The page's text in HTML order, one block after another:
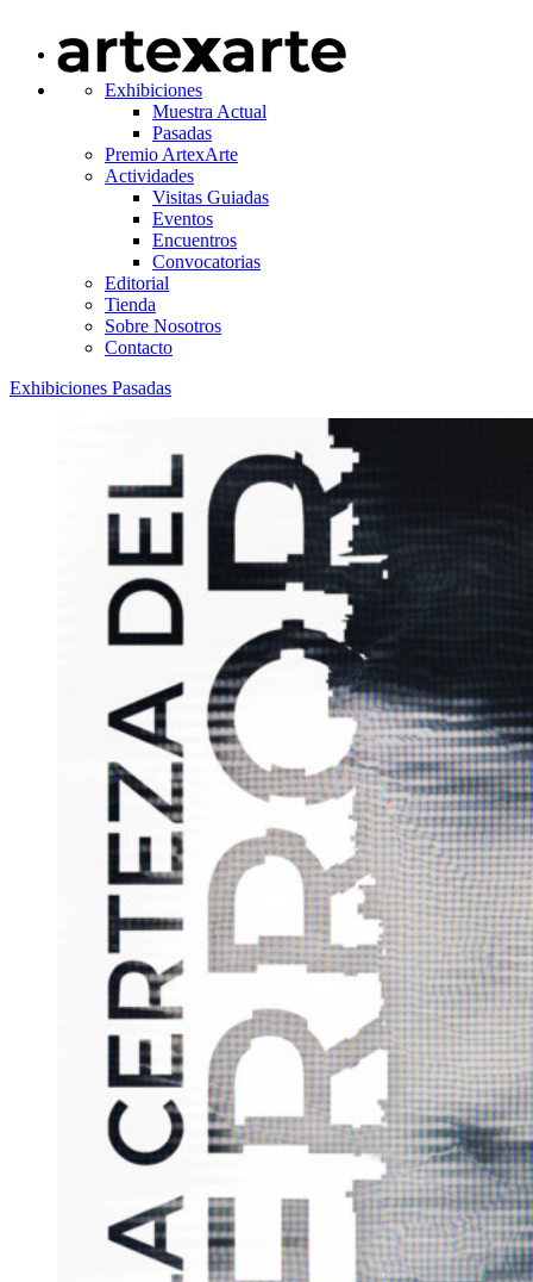
Exhibiciones
Muestra Actual
Pasadas
Premio ArtexArte
Actividades
Visitas Guiadas
Eventos
Encuentros
Convocatorias
Editorial
Tienda
Sobre Nosotros
Contacto
Exhibiciones Pasadas